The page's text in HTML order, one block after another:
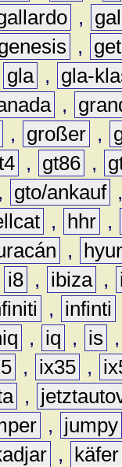
,
,
gla , gla-
,
, großer ,
, gt86 ,
, gto/ankauf ,
, hhr ,
,
i8 , ibiza ,
, infinti
, iq , is ,
, ix35 ,
,
, jumpy
, käfer